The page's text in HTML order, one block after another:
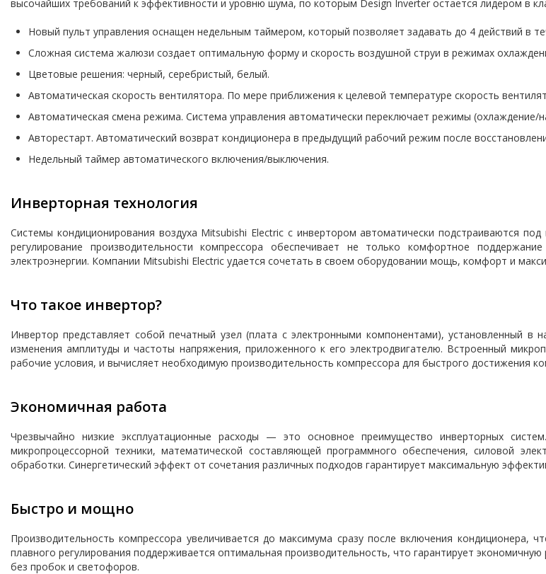
высочайших требований к эффективности и уровню шума, по которым Design Inverter остается лидером в
Новый пульт управления оснащен недельным таймером, который позволяет задавать до 4 действий в
Сложная система жалюзи создает оптимальную форму и скорость воздушной струи в режимах
Цветовые решения: черный, серебристый, белый.
Автоматическая скорость вентилятора. По мере приближения к целевой температуре скорость
Автоматическая смена режима. Система управления автоматически переключает режимы
Авторестарт. Автоматический возврат кондиционера в предыдущий рабочий режим после
Недельный таймер автоматического включения/выключения.
Инверторная технология
Системы кондиционирования воздуха Mitsubishi Electric с инвертором автоматически подстраиваются
регулирование производительности компрессора обеспечивает не только комфортное
электроэнергии. Компании Mitsubishi Electric удается сочетать в своем оборудовании мощь, комфорт и
Что такое инвертор?
Инвертор представляет собой печатный узел (плата с электронными компонентами), установленный в
изменения амплитуды и частоты напряжения, приложенного к его электродвигателю. Встроенный
рабочие условия, и вычисляет необходимую производительность компрессора для быстрого
Экономичная работа
Чрезвычайно низкие эксплуатационные расходы — это основное преимущество инверторных
микропроцессорной техники, математической составляющей программного обеспечения, силовой
обработки. Синергетический эффект от сочетания различных подходов гарантирует максимальную
Быстро и мощно
Производительность компрессора увеличивается до максимума сразу после включения
плавного регулирования поддерживается оптимальная производительность, что гарантирует
без пробок и светофоров.